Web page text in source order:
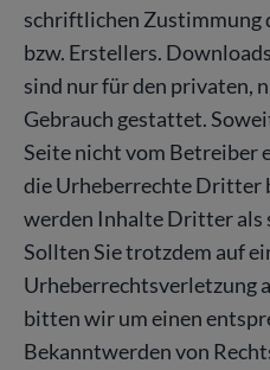
schriftlichen Zustimmung
bzw. Erstellers.
sind nur für den privaten,
Gebrauch gestattet.
Seite nicht vom Betreiber
die Urheberrechte Dritter
werden Inhalte Dritter als
Sollten Sie trotzdem auf
Urheberrechtsverletzung
bitten wir um einen
Bekanntwerden von